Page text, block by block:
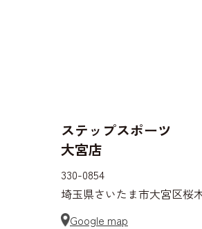
ステップスポーツ
大宮店
330-0854
埼玉県さいたま市大宮区桜
Google map